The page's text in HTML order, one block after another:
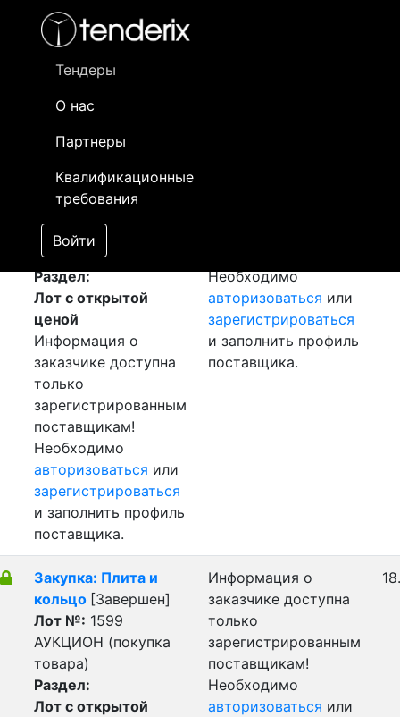
Тендеры
О нас
Партнеры
Квалификационные
требования
Войти
- активный лот
- сохраненный лот (не опубликован)
Закупка: Арматура
[Завершен]
Лот №:
АУКЦИОН (покупка
товара)
Раздел:
Лот с открытой
ценой
Информация о
заказчике доступна
только
зарегистрированным
поставщикам!
Необходимо
авторизоваться или
зарегистрироваться
и заполнить профиль
поставщика.
Необходимо
авторизоваться или
зарегистрироваться
и заполнить профиль
поставщика.
Закупка: Плита и
кольцо [Завершен]
Лот №: 1599
АУКЦИОН (покупка
товара)
Раздел:
Лот с открытой
Информация о
заказчике доступна
только
зарегистрированным
поставщикам!
Необходимо
авторизоваться или